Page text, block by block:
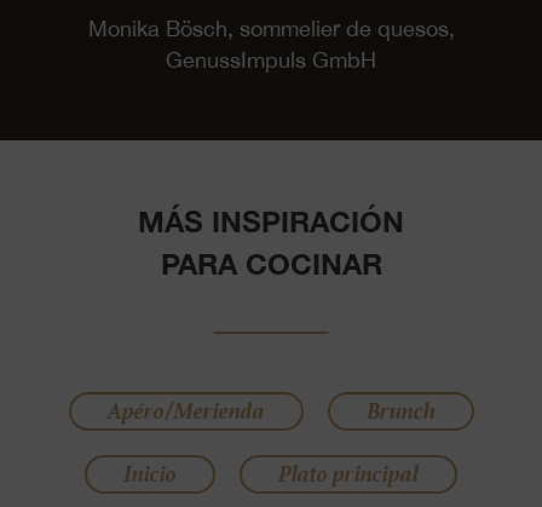
Monika Bösch, sommelier de quesos,
GenussImpuls GmbH
MÁS INSPIRACIÓN
PARA COCINAR
Apéro/Merienda
Brunch
Inicio
Plato principal